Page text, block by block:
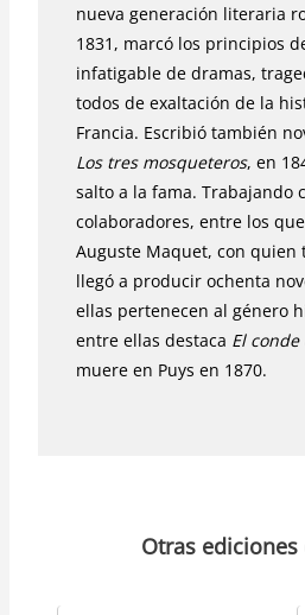
nueva generación literaria
1831, marcó los principios
infatigable de dramas,
todos de exaltación de la
Francia. Escribió también
Los tres mosqueteros, en
salto a la fama. Trabajando
colaboradores, entre los
Auguste Maquet, con quien
llegó a producir ochenta
ellas pertenecen al género
entre ellas destaca El
muere en Puys en 1870.
Otras